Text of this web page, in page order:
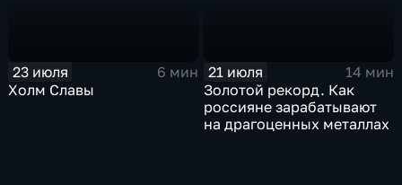
23 июля
6 мин
Холм Славы
21 июля
14 мин
Золотой рекорд. Как
россияне зарабатывают
на драгоценных металлах